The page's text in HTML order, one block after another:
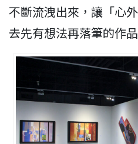
不斷流洩出來，讓「心
去先有想法再落筆的作